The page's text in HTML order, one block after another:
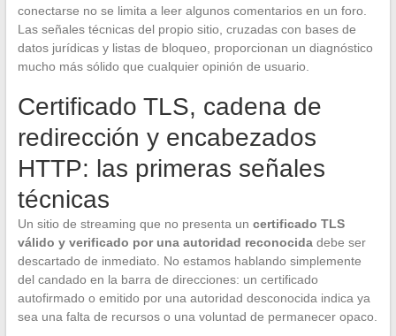
conectarse no se limita a leer algunos comentarios en un foro.
Las señales técnicas del propio sitio, cruzadas con bases de
datos jurídicas y listas de bloqueo, proporcionan un diagnóstico
mucho más sólido que cualquier opinión de usuario.
Certificado TLS, cadena de
redirección y encabezados
HTTP: las primeras señales
técnicas
Un sitio de streaming que no presenta un certificado TLS
válido y verificado por una autoridad reconocidadebe ser
descartado de inmediato. No estamos hablando simplemente
del candado en la barra de direcciones: un certificado
autofirmado o emitido por una autoridad desconocida indica ya
sea una falta de recursos o una voluntad de permanecer opaco.